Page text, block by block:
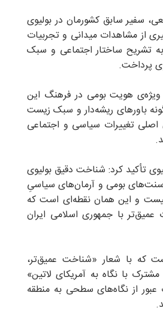
سفیر سابق کشورمان در بولیوی
از مشاهدات میدانی و تجربیات
تشریح ساختار اجتماعی و سبک
پرداخت.
ویژه‌ی هویت بومی در فرهنگ این
باورهای ریشه‌دار و سبک زیست
اصلی تغییرات سیاسی و اجتماعی
تأکید کرد: شناخت دقیق بولیوی
بومی و آرمان‌های سیاسیِ
و این همان نقطه‌ای است که
عمیق‌تر با جمهوری اسلامی ایران
که با شعار «شناخت عمیق‌تر،
مشترک با نگاه به آمریکای لاتین»
از نگاه‌های سطحی به منطقه